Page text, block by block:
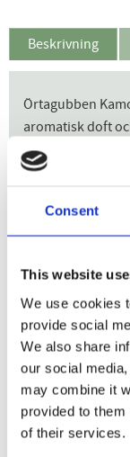
Consent
This website
We use cookies
provide social
We also share
our social
may combine it
provided to
of their services.
Beskrivning
Örtagubben
aromatisk doft
uppskattar.
svenska floran,
Kamomill är en
från juni till
Ursprungligen
men är numera
Kanada och
Rudbeck i
sedan
eget varumärke.